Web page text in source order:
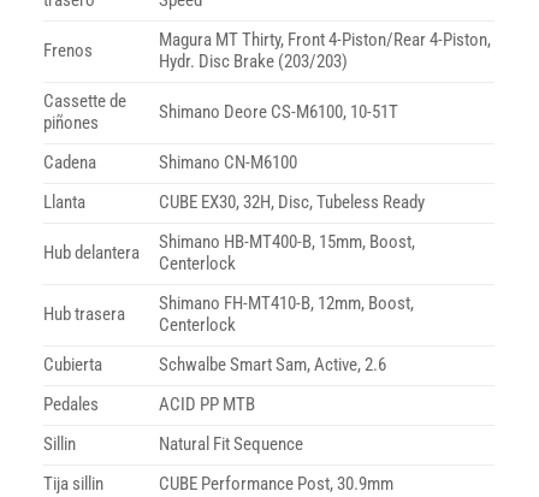
Frenos
Magura MT Thirty, Front 4-Piston/Rear 4-Piston,
Hydr. Disc Brake (203/203)
Cassette de
piñones
Shimano Deore CS-M6100, 10-51T
Cadena
Shimano CN-M6100
Llanta
CUBE EX30, 32H, Disc, Tubeless Ready
Hub delantera
Shimano HB-MT400-B, 15mm, Boost,
Centerlock
Hub trasera
Shimano FH-MT410-B, 12mm, Boost,
Centerlock
Cubierta
Schwalbe Smart Sam, Active, 2.6
Pedales
ACID PP MTB
Sillin
Natural Fit Sequence
Tija sillin
CUBE Performance Post, 30.9mm